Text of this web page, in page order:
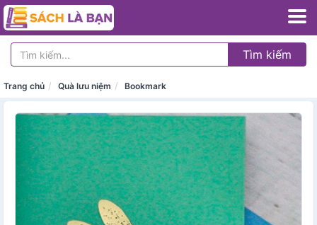
Tìm kiếm
Trang chủ Quà lưu niệm Bookmark